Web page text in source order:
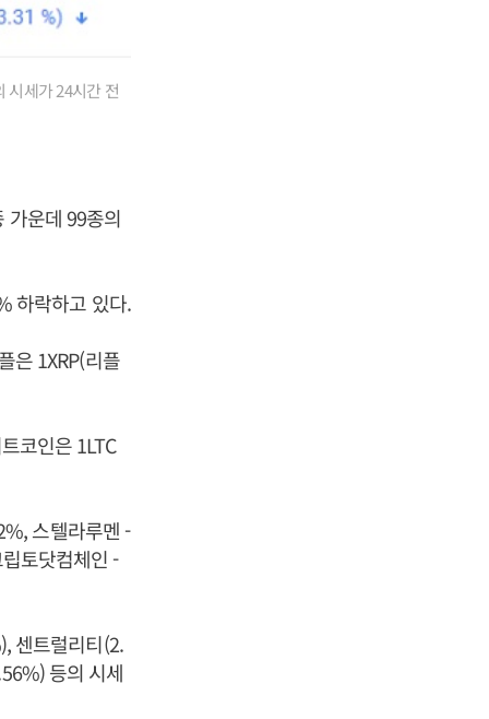
시세가 24시간 전
가운데 99종의
하락하고 있다.
은 1XRP(리플
코인은 1LTC
스텔라루멘 -
토닷컴체인 -
센트럴리티(2.
등의 시세